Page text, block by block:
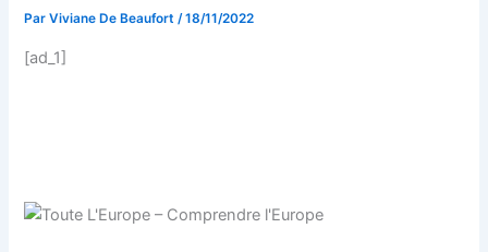
ParViviane De Beaufort/18/11/2022
[ad_1]